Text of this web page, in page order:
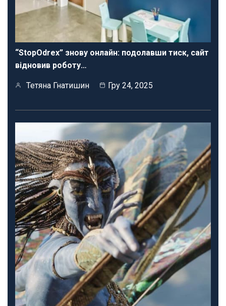
“StopOdrex” знову онлайн: подолавши тиск, сайт
відновив роботу…
Тетяна Гнатишин Гру 24, 2025